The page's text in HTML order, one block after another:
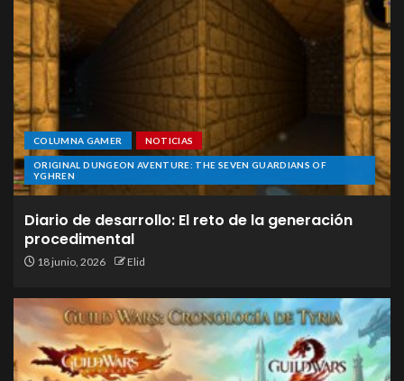
COLUMNA GAMER NOTICIAS
ORIGINAL DUNGEON AVENTURE: THE SEVEN GUARDIANS OF
YGHREN
Diario de desarrollo: El reto de la generación
procedimental
18 junio, 2026 Elid